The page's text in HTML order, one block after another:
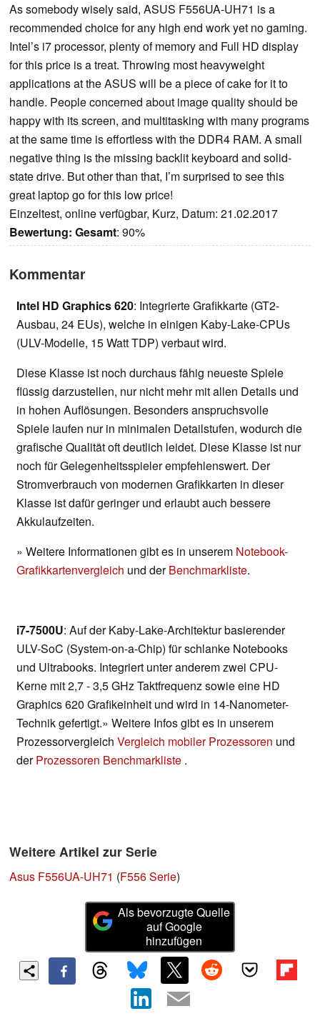
As somebody wisely said, ASUS F556UA-UH71 is a
recommended choice for any high end work yet no gaming.
Intel’s i7 processor, plenty of memory and Full HD display
for this price is a treat. Throwing most heavyweight
applications at the ASUS will be a piece of cake for it to
handle. People concerned about image quality should be
happy with its screen, and multitasking with many programs
at the same time is effortless with the DDR4 RAM. A small
negative thing is the missing backlit keyboard and solid-
state drive. But other than that, I’m surprised to see this
great laptop go for this low price!
Einzeltest, online verfügbar, Kurz, Datum: 21.02.2017
Bewertung: Gesamt: 90%
Kommentar
Intel HD Graphics 620: Integrierte Grafikkarte (GT2-
Ausbau, 24 EUs), welche in einigen Kaby-Lake-CPUs
(ULV-Modelle, 15 Watt TDP) verbaut wird.
Diese Klasse ist noch durchaus fähig neueste Spiele
flüssig darzustellen, nur nicht mehr mit allen Details und
in hohen Auflösungen. Besonders anspruchsvolle
Spiele laufen nur in minimalen Detailstufen, wodurch die
grafische Qualität oft deutlich leidet. Diese Klasse ist nur
noch für Gelegenheitsspieler empfehlenswert. Der
Stromverbrauch von modernen Grafikkarten in dieser
Klasse ist dafür geringer und erlaubt auch bessere
Akkulaufzeiten.
» Weitere Informationen gibt es in unserem Notebook-
Grafikkartenvergleich und derBenchmarkliste.
i7-7500U: Auf der Kaby-Lake-Architektur basierender
ULV-SoC (System-on-a-Chip) für schlanke Notebooks
und Ultrabooks. Integriert unter anderem zwei CPU-
Kerne mit 2,7 - 3,5 GHz Taktfrequenz sowie eine HD
Graphics 620 Grafikeinheit und wird in 14-Nanometer-
Technik gefertigt.» Weitere Infos gibt es in unserem
Prozessorvergleich Vergleich mobiler Prozessoren und
derProzessoren Benchmarkliste .
Weitere Artikel zur Serie
Asus F556UA-UH71 (F556 Serie)
Als bevorzugte Quelle
auf Google
hinzufügen